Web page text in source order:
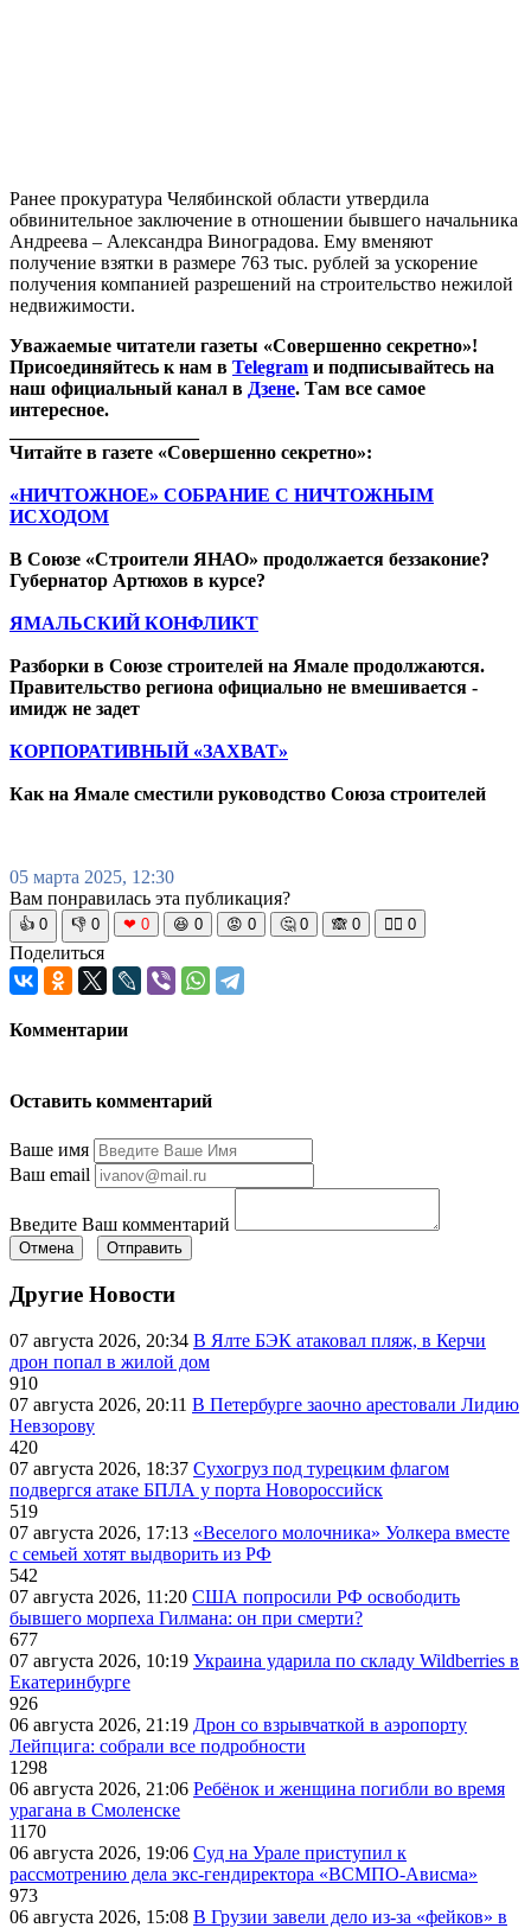
Ранее прокуратура Челябинской области утвердила
обвинительное заключение в отношении бывшего начальника
Андреева – Александра Виноградова. Ему вменяют
получение взятки в размере 763 тыс. рублей за ускорение
получения компанией разрешений на строительство нежилой
недвижимости.
Уважаемые читатели газеты «Совершенно секретно»!
Присоединяйтесь к нам в Telegram и подписывайтесь на
наш официальный канал в Дзене. Там все самое
интересное.
Читайте в газете «Совершенно секретно»:
«НИЧТОЖНОЕ» СОБРАНИЕ С НИЧТОЖНЫМ
ИСХОДОМ
В Союзе «Строители ЯНАО» продолжается беззаконие?
Губернатор Артюхов в курсе?
ЯМАЛЬСКИЙ КОНФЛИКТ
Разборки в Союзе строителей на Ямале продолжаются.
Правительство региона официально не вмешивается -
имидж не задет
КОРПОРАТИВНЫЙ «ЗАХВАТ»
Как на Ямале сместили руководство Союза строителей
05 марта 2025, 12:30
Вам понравилась эта публикация?
👍 0 👎 0 ❤ 0 😆 0 😡 0 🤔 0 🙈 0 🧘‍♀️ 0
Поделиться
Комментарии
Оставить комментарий
Ваше имя
Ваш email
Введите Ваш комментарий
Отмена Отправить
Другие Новости
07 августа 2026, 20:34 В Ялте БЭК атаковал пляж, в Керчи
дрон попал в жилой дом
910
07 августа 2026, 20:11 В Петербурге заочно арестовали Лидию
Невзорову
420
07 августа 2026, 18:37 Сухогруз под турецким флагом
подвергся атаке БПЛА у порта Новороссийск
519
07 августа 2026, 17:13 «Веселого молочника» Уолкера вместе
с семьей хотят выдворить из РФ
542
07 августа 2026, 11:20 США попросили РФ освободить
бывшего морпеха Гилмана: он при смерти?
677
07 августа 2026, 10:19 Украина ударила по складу Wildberries в
Екатеринбурге
926
06 августа 2026, 21:19 Дрон со взрывчаткой в аэропорту
Лейпцига: собрали все подробности
1298
06 августа 2026, 21:06 Ребёнок и женщина погибли во время
урагана в Смоленске
1170
06 августа 2026, 19:06 Суд на Урале приступил к
рассмотрению дела экс-гендиректора «ВСМПО-Ависма»
973
06 августа 2026, 15:08 В Грузии завели дело из-за «фейков» в